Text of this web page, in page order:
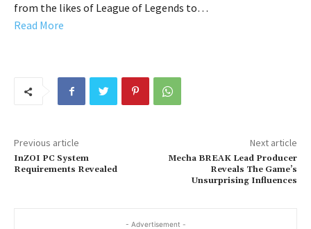
from the likes of League of Legends to…
Read More
Previous article
InZOI PC System
Requirements Revealed
Next article
Mecha BREAK Lead Producer
Reveals The Game’s
Unsurprising Influences
- Advertisement -